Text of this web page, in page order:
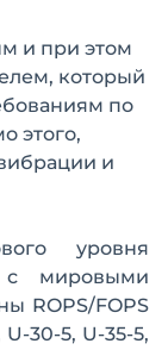
и при этом
который
по
этого,
и
уровня
с мировыми
ROPS/FOPS
30-5, U-35-5,